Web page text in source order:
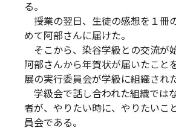
る。
授業の翌日、生徒の感想を１冊
めて阿部さんに届けた。
そこから、染谷学級との交流が始
阿部さんから年賀状が届いたこと
展の実行委員会が学級に組織された
学級会で話し合われた組織では
者が、やりたい時に、やりたいこ
員会である。